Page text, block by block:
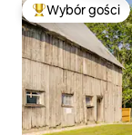
Wybór gości